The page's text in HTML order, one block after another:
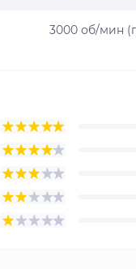
3000 об/мин